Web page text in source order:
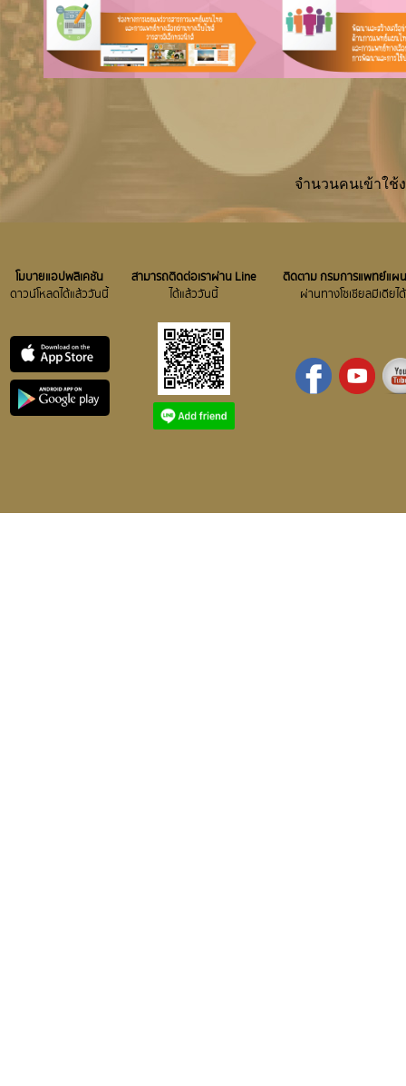
จำนวนคนเข้าใช้
โมบายแอปพลิเคชัน
ดาวน์โหลดได้แล้ววันนี้
สามารถติดต่อเราผ่าน Line
ได้แล้ววันนี้
ติดตาม กรมการแพทย์แผ
ผ่านทางโซเชียลมีเดีย​ไ